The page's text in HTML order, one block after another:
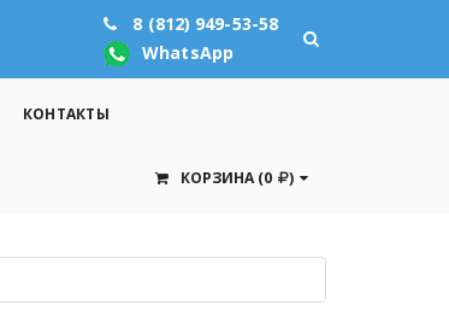
8 (812) 949-53-58
WhatsApp
КОНТАКТЫ
КОРЗИНА (0 )